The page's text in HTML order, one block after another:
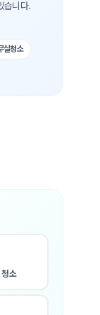
습니다.
실청소
소